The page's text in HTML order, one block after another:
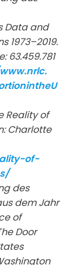
Data and
1973–2019.
63.459.781
Reality of
Charlotte
of-
des
dem Jahr
of
Door